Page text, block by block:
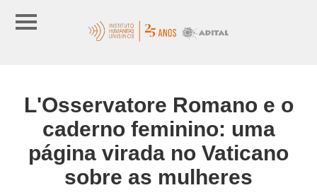
L'Osservatore Romano e o
caderno feminino: uma
página virada no Vaticano
sobre as mulheres